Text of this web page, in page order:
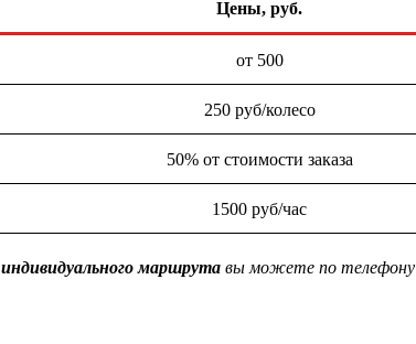
Цены, руб.
от 500
250 руб/колесо
50% от стоимости заказа
1500 руб/час
индивидуального маршрутавы можете по телефону